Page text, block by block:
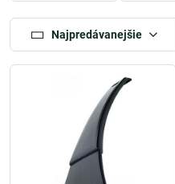
zabezpečujú rýchle a efektívne
skla alebo iných materiálov.
boji proti zimným prekážkam.
materiáloch, ako súplast, hliník
umožňujú rýchlo a efektívne
chodníkov a ďalších povrchov.
ergonomický dizajn
najnáročnejších úlohách.
Najpredávanejšie